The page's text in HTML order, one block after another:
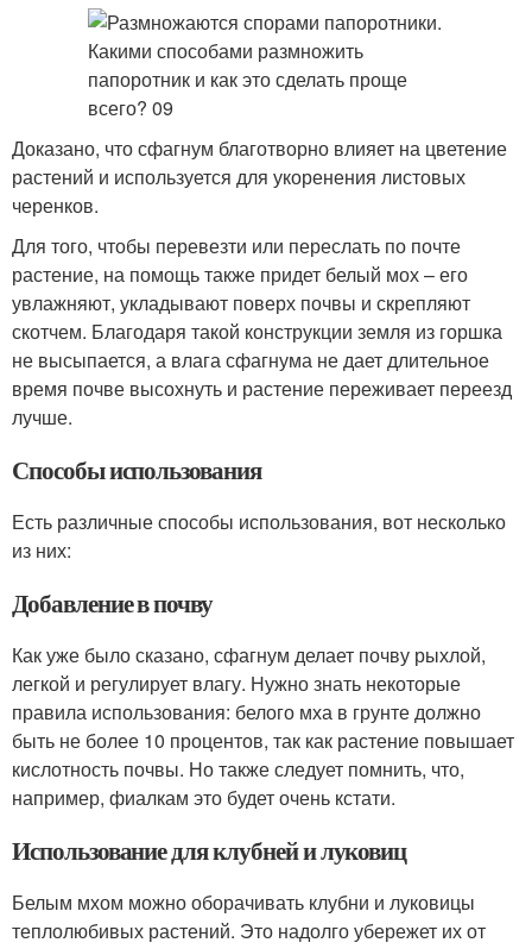
Доказано, что сфагнум благотворно влияет на цветение
растений и используется для укоренения листовых
черенков.
Для того, чтобы перевезти или переслать по почте
растение, на помощь также придет белый мох – его
увлажняют, укладывают поверх почвы и скрепляют
скотчем. Благодаря такой конструкции земля из горшка
не высыпается, а влага сфагнума не дает длительное
время почве высохнуть и растение переживает переезд
лучше.
Способы использования
Есть различные способы использования, вот несколько
из них:
Добавление в почву
Как уже было сказано, сфагнум делает почву рыхлой,
легкой и регулирует влагу. Нужно знать некоторые
правила использования: белого мха в грунте должно
быть не более 10 процентов, так как растение повышает
кислотность почвы. Но также следует помнить, что,
например, фиалкам это будет очень кстати.
Использование для клубней и луковиц
Белым мхом можно оборачивать клубни и луковицы
теплолюбивых растений. Это надолго убережет их от